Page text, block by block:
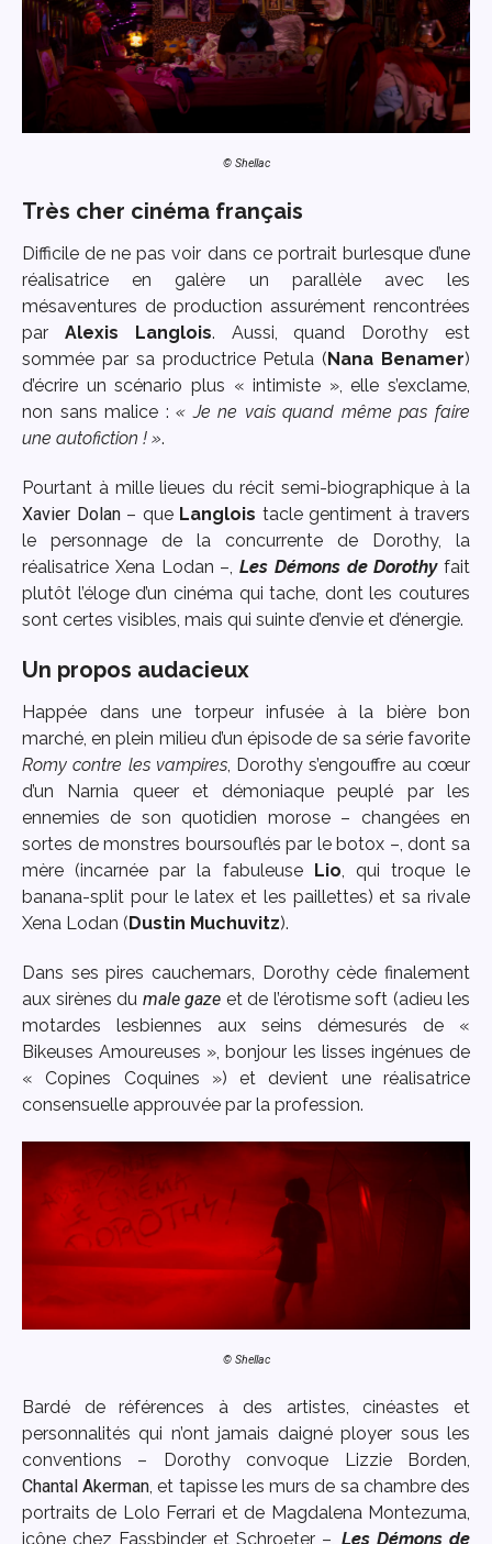
© Shellac
Très cher cinéma français
Difficile de ne pas voir dans ce portrait burlesque d’une
réalisatrice en galère un parallèle avec les
mésaventures de production assurément rencontrées
par Alexis Langlois. Aussi, quand Dorothy est
sommée par sa productrice Petula ( Nana Benamer)
d’écrire un scénario plus « intimiste », elle s’exclame,
non sans malice :« Je ne vais quand même pas faire
une autofiction ! ».
Pourtant à mille lieues du récit semi-biographique à la
Xavier Dolan– que Langlois tacle gentiment à travers
le personnage de la concurrente de Dorothy, la
réalisatrice Xena Lodan –, Les Démons de Dorothyfait
plutôt l’éloge d’un cinéma qui tache, dont les coutures
sont certes visibles, mais qui suinte d’envie et d’énergie.
Un propos audacieux
Happée dans une torpeur infusée à la bière bon
marché, en plein milieu d’un épisode de sa série favorite
Romy contre les vampires, Dorothy s’engouffre au cœur
d’un Narnia queer et démoniaque peuplé par les
ennemies de son quotidien morose – changées en
sortes de monstres boursouflés par le botox –, dont sa
mère (incarnée par la fabuleuse Lio, qui troque le
banana-split pour le latex et les paillettes) et sa rivale
Xena Lodan (Dustin Muchuvitz).
Dans ses pires cauchemars, Dorothy cède finalement
aux sirènes du male gaze et de l’érotisme soft (adieu les
motardes lesbiennes aux seins démesurés de «
Bikeuses Amoureuses », bonjour les lisses ingénues de
« Copines Coquines ») et devient une réalisatrice
consensuelle approuvée par la profession.
© Shellac
Bardé de références à des artistes, cinéastes et
personnalités qui n’ont jamais daigné ployer sous les
conventions – Dorothy convoque Lizzie Borden,
Chantal Akerman , et tapisse les murs de sa chambre des
portraits de Lolo Ferrari et de Magdalena Montezuma,
icône chez Fassbinder et Schroeter –, Les Démons de